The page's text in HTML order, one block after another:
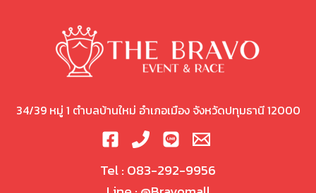
34/39 หมู่ 1 ตำบลบ้านใหม่ อำเภอเมือง จังหวัดปทุมธานี 12000
Tel : 083-292-9956